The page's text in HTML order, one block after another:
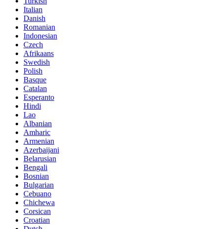
Italian
Danish
Romanian
Indonesian
Czech
Afrikaans
Swedish
Polish
Basque
Catalan
Esperanto
Hindi
Lao
Albanian
Amharic
Armenian
Azerbaijani
Belarusian
Bengali
Bosnian
Bulgarian
Cebuano
Chichewa
Corsican
Croatian